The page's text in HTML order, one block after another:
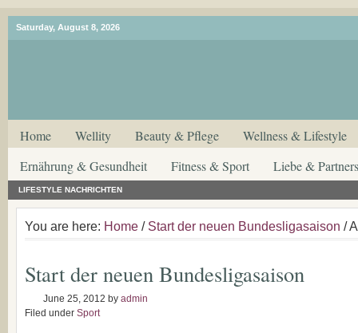
Saturday, August 8, 2026
Home Wellity Beauty & Pflege
Wellness & Lifestyle
Ernährung & Gesundheit
Fitness & Sport Liebe &
LIFESTYLE NACHRICHTEN
You are here: Home / Start der neuen Bundesligasaison /
Start der neuen Bundesligasaison
June 25, 2012 by admin
Filed under Sport